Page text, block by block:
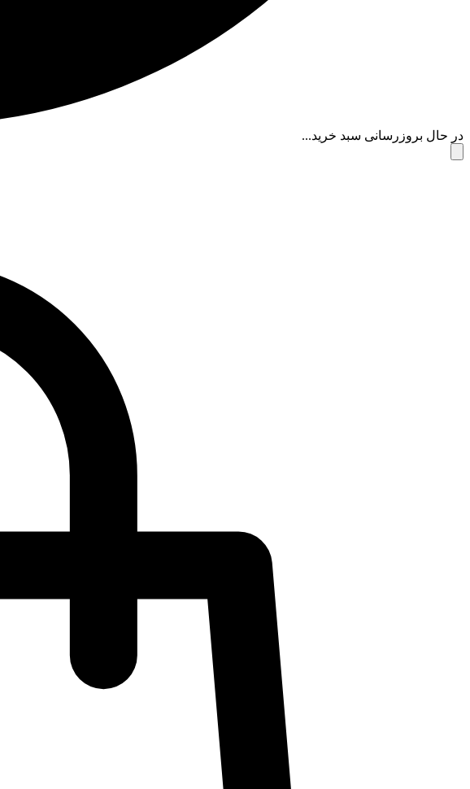
در حال بروزرسانی سبد خرید...